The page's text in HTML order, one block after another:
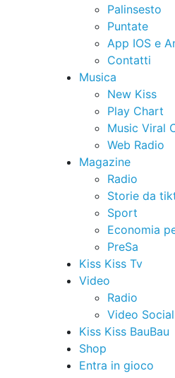
Palinsesto
Puntate
App IOS e
Contatti
Musica
New Kiss
Play Chart
Music Viral
Web Radio
Magazine
Radio
Storie da
Sport
Economia
PreSa
Kiss Kiss Tv
Video
Radio
Video Social
Kiss Kiss BauBau
Shop
Entra in gioco